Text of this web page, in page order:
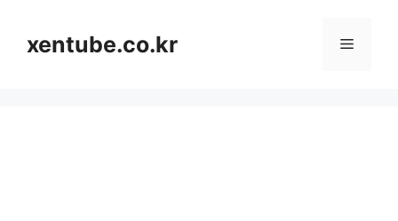
xentube.co.kr 메